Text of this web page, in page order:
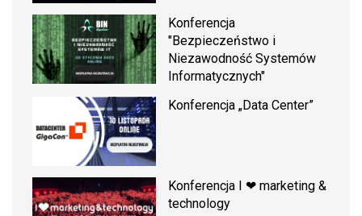
Konferencja
"Bezpieczeństwo i
Niezawodność Systemów
Informatycznych"
Konferencja „Data Center”
Konferencja I ❤ marketing &
technology